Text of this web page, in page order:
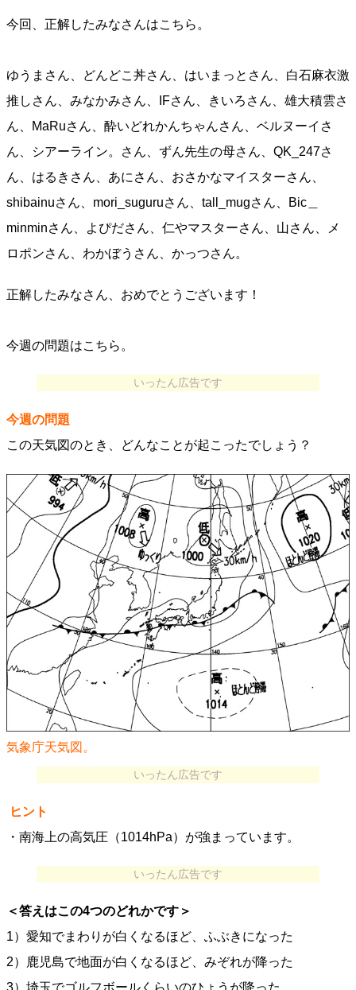
今回、正解したみなさんはこちら。
ゆうまさん、どんどこ丼さん、はいまっとさん、白石麻衣激
推しさん、みなかみさん、IFさん、きいろさん、雄大積雲さ
ん、MaRuさん、酔いどれかんちゃんさん、ベルヌーイさ
ん、シアーライン。さん、ずん先生の母さん、QK_247さ
ん、はるきさん、あにさん、おさかなマイスターさん、
shibainuさん、mori_suguruさん、tall_mugさん、Bic＿
minminさん、よぴださん、仁やマスターさん、山さん、メ
ロポンさん、わかぼうさん、かっつさん。
正解したみなさん、おめでとうございます！
今週の問題はこちら。
いったん広告です
今週の問題
この天気図のとき、どんなことが起こったでしょう？
気象庁天気図。
いったん広告です
ヒント
・南海上の高気圧（1014hPa）が強まっています。
いったん広告です
＜答えはこの4つのどれかです＞
1）愛知でまわりが白くなるほど、ふぶきになった
2）鹿児島で地面が白くなるほど、みぞれが降った
3）埼玉でゴルフボールくらいのひょうが降った